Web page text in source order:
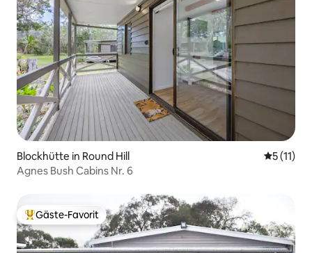
Blockhütte in Round Hill
5 (11)
Agnes Bush Cabins Nr. 6
Beliebter Gäste-Favorit.
Gäste-Favorit